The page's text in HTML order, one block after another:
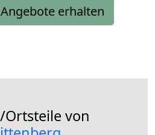
erhalten
Ortsteile von